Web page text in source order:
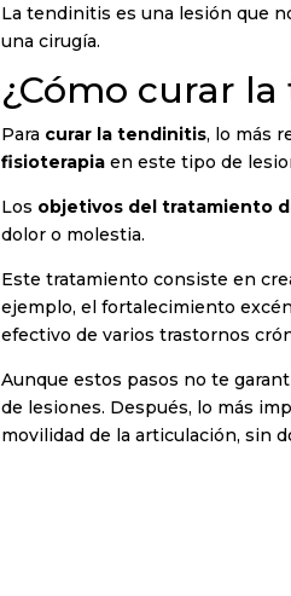
La tendinitis es una lesión que
una cirugía.
¿Cómo curar
Para curar la tendinitis, lo más
fisioterapia en este tipo de
Los objetivos del tratamiento
dolor o molestia.
Este tratamiento consiste en
ejemplo, el fortalecimiento
efectivo de varios trastornos
Aunque estos pasos no te
de lesiones. Después, lo más
movilidad de la articulación, sin